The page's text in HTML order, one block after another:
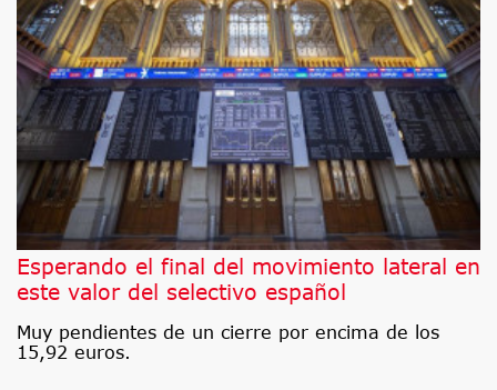
Esperando el final del movimiento lateral en
este valor del selectivo español
Muy pendientes de un cierre por encima de los
15,92 euros.